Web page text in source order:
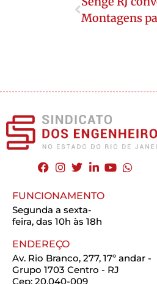
Montagens
FUNCIONAMENTO
Segunda a sexta-
feira, das 10h às 18h
ENDEREÇO
Av. Rio Branco, 277, 17º andar -
Grupo 1703 Centro - RJ
Cep: 20.040-009